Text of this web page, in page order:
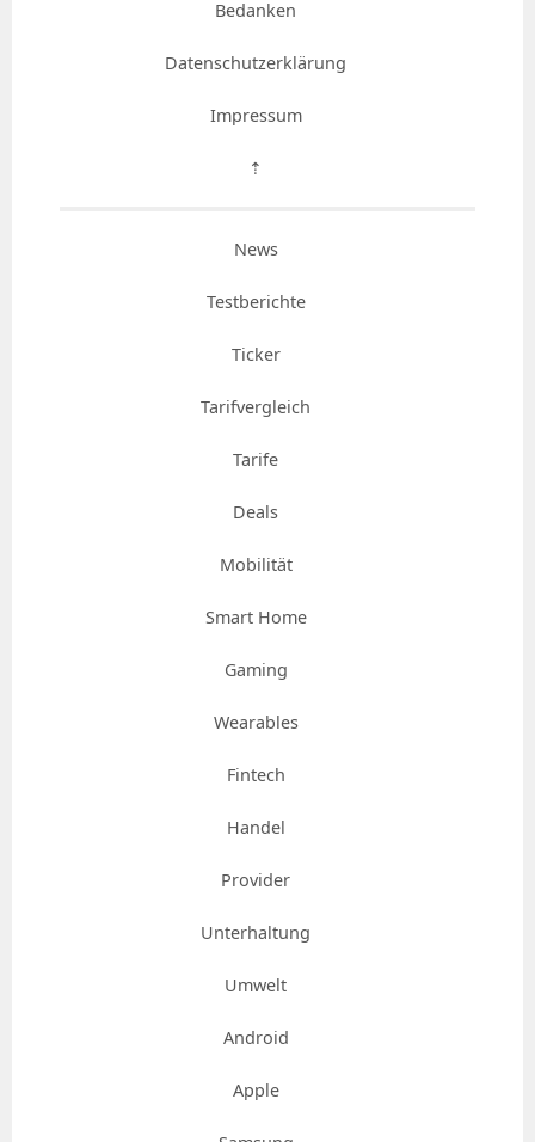
Bedanken
Datenschutzerklärung
Impressum
⇡
News
Testberichte
Ticker
Tarifvergleich
Tarife
Deals
Mobilität
Smart Home
Gaming
Wearables
Fintech
Handel
Provider
Unterhaltung
Umwelt
Android
Apple